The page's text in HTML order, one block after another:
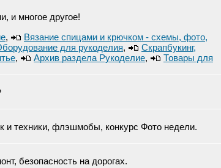
и многое другое!
,
Вязание спицами и крючком - схемы, фото,
для рукоделия,
Скрапбукинг,
, Архив раздела Рукоделие,
Товары для
техники, флэшмобы, конкурс Фото недели.
безопасность на дорогах.